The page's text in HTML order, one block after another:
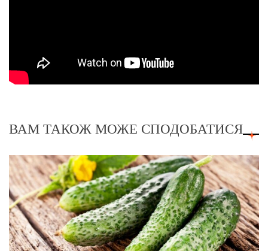
ВАМ ТАКОЖ МОЖЕ СПОДОБАТИСЯ